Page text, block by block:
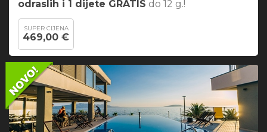
odraslih i 1 dijete GRATIS do 12 g.!
SUPER CIJENA
469,00 €